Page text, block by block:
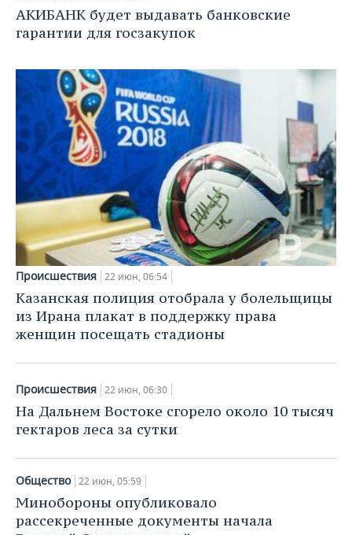
ФИГУРНОЕ КАТАНИЕ
ХОККЕЙ С МЯЧОМ
МЕДИЦИНА
ПРОИСШЕСТВИЯ
АКИБАНК будет выдавать банковские
гарантии для госзакупок
Происшествия 22 июн, 06:54
Казанская полиция отобрала у болельщицы
из Ирана плакат в поддержку права
женщин посещать стадионы
Происшествия 22 июн, 06:30
На Дальнем Востоке сгорело около 10 тысяч
гектаров леса за сутки
Общество 22 июн, 05:59
Минобороны опубликовало
рассекреченные документы начала